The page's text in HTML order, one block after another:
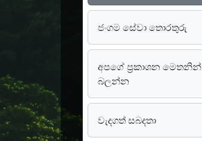
ජංගම සේවා තොරතුරු
අපගේ ප්‍රකාශන මෙතනින්
බලන්න
වැදගත් සබදතා